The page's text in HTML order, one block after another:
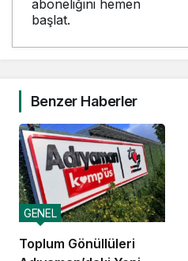
aboneliğini hemen
başlat.
Benzer Haberler
Toplum Gönüllüleri
GENEL